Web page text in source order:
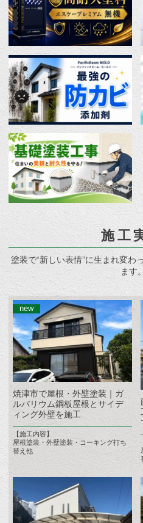
施工
塗装で“新しい表情”に生まれ変わ
ます。
焼津市で屋根・外壁塗装｜ガ
ルバリウム鋼板屋根とサイデ
ィング外壁を施工
【施工内容】
屋根塗装・外壁塗装・コーキング打ち
替え他